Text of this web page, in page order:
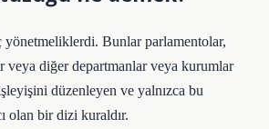
yönetmeliklerdi. Bunlar parlamentolar,
veya diğer departmanlar veya kurumlar
düzenleyen ve yalnızca bu
olan bir dizi kuraldır.